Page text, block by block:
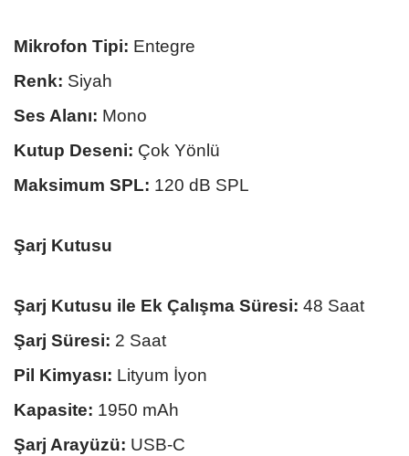
Mikrofon Tipi: Entegre
Renk: Siyah
Ses Alanı: Mono
Kutup Deseni: Çok Yönlü
Maksimum SPL: 120 dB SPL
Şarj Kutusu
Şarj Kutusu ile Ek Çalışma Süresi: 48 Saat
Şarj Süresi: 2 Saat
Pil Kimyası: Lityum İyon
Kapasite: 1950 mAh
Şarj Arayüzü: USB-C